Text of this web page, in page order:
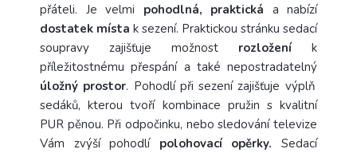
přáteli. Je velmi pohodlná, praktická a nabízí
dostatek místa k sezení. Praktickou stránku sedací
soupravy zajišťuje možnost rozložení k
příležitostnému přespání a také nepostradatelný
úložný prostor. Pohodlí při sezení zajišťuje výplň
sedáků, kterou tvoří kombinace pružin s kvalitní
PUR pěnou. Při odpočinku, nebo sledování televize
Vám zvýší pohodlípolohovací opěrky. Sedací